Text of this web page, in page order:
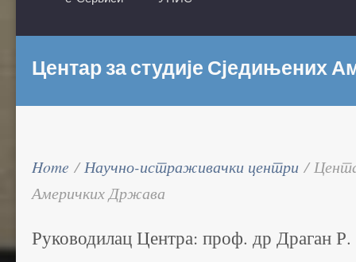
Центар за студије Сједињених
Home /Научно-истраживачки центри /
Америчких Држава
Руководилац Центра: проф. др Драган